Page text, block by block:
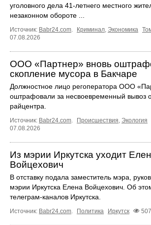
уголовного дела 41-летнего местного
незаконном обороте ...
Источник: Babr24.com Криминал Экономика
07.08.2026
ООО «Партнер» вновь
скопление мусора в Бакчаре
Должностное лицо регоператора ООО
оштрафовали за несвоевременный вывоз
райцентра.
Источник: Babr24.com. Происшествия, Экология
07.08.2026
Из мэрии Иркутска уходит
Войцехович
В отставку подала заместитель мэра,
мэрии Иркутска Елена Войцехович. Об
телеграм‑каналов Иркутска.
Источник: Babr24.com. Политика Иркутск